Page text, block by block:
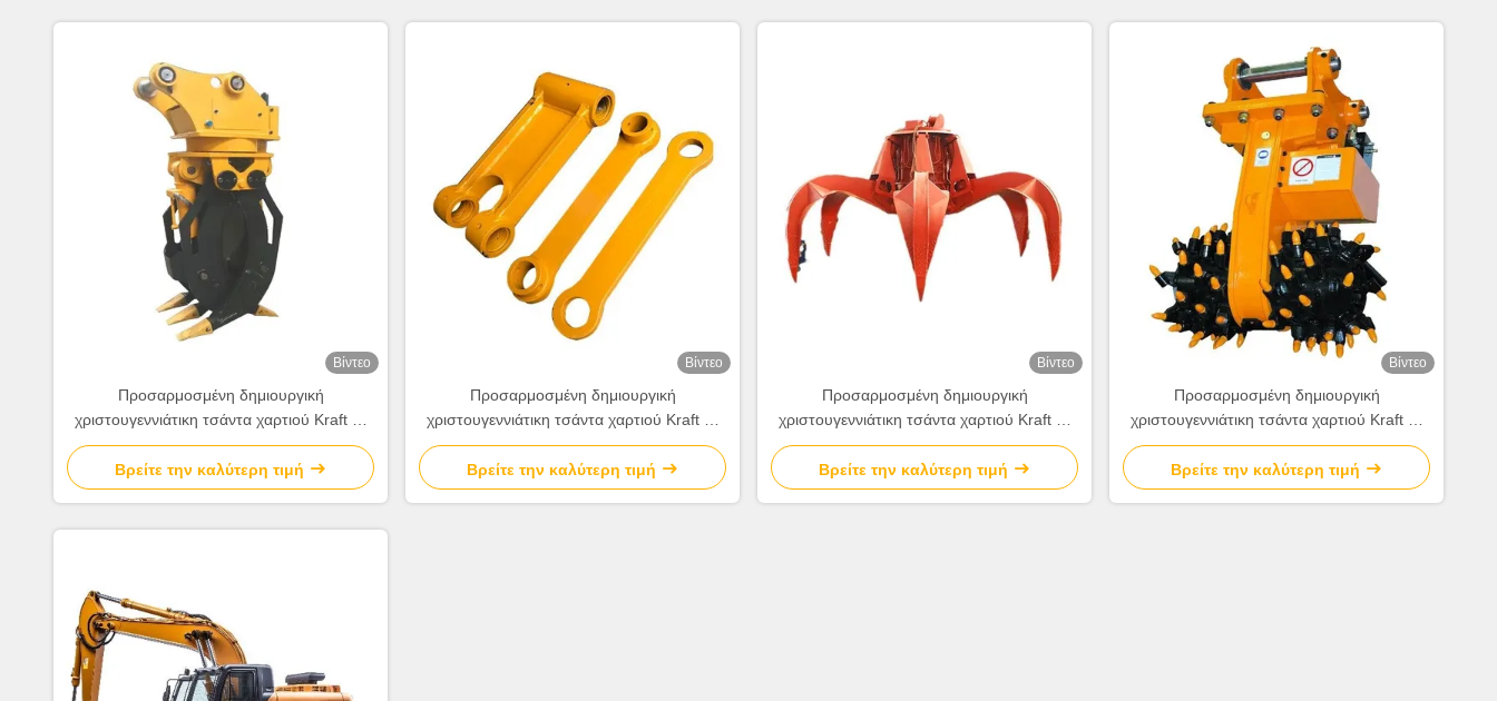
Βίντεο
Προσαρμοσμένη δημιουργική
χριστουγεννιάτικη τσάντα χαρτιού Kraft με
το δικό σου λογότυπο για το διακοσμητικό
πάρτι Χριστούγεννα
Βρείτε την καλύτερη τιμή
Βίντεο
Προσαρμοσμένη δημιουργική
χριστουγεννιάτικη τσάντα χαρτιού Kraft με
το δικό σου λογότυπο για το διακοσμητικό
πάρτι Χριστούγεννα
Βρείτε την καλύτερη τιμή
Βίντεο
Προσαρμοσμένη δημιουργική
χριστουγεννιάτικη τσάντα χαρτιού Kraft με
το δικό σου λογότυπο για το διακοσμητικό
πάρτι Χριστούγεννα
Βρείτε την καλύτερη τιμή
Βίντεο
Προσαρμοσμένη δημιουργική
χριστουγεννιάτικη τσάντα χαρτιού Kraft με
το δικό σου λογότυπο για το διακοσμητικό
πάρτι Χριστούγεννα
Βρείτε την καλύτερη τιμή